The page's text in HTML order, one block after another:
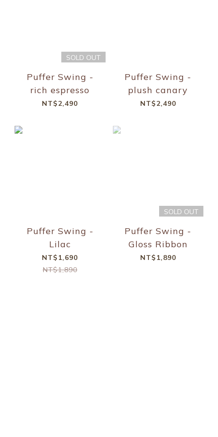
SOLD OUT
Puffer Swing -
rich espresso
NT$2,490
Puffer Swing -
plush canary
NT$2,490
Puffer Swing -
Lilac
NT$1,690
NT$1,890
SOLD OUT
Puffer Swing -
Gloss Ribbon
NT$1,890